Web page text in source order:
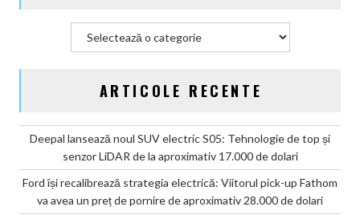
ARTICOLE RECENTE
Deepal lansează noul SUV electric S05: Tehnologie de top și
senzor LiDAR de la aproximativ 17.000 de dolari
Ford își recalibrează strategia electrică: Viitorul pick-up Fathom
va avea un preț de pornire de aproximativ 28.000 de dolari